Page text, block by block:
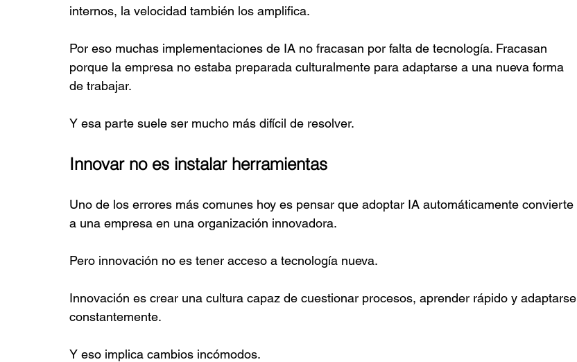
internos, la velocidad también los amplifica.
Por eso muchas implementaciones de IA no fracasan por falta de tecnología. Fracasan
porque la empresa no estaba preparada culturalmente para adaptarse a una nueva forma
de trabajar.
Y esa parte suele ser mucho más difícil de resolver.
Innovar no es instalar herramientas
Uno de los errores más comunes hoy es pensar que adoptar IA automáticamente convierte
a una empresa en una organización innovadora.
Pero innovación no es tener acceso a tecnología nueva.
Innovación es crear una cultura capaz de cuestionar procesos, aprender rápido y adaptarse
constantemente.
Y eso implica cambios incómodos.